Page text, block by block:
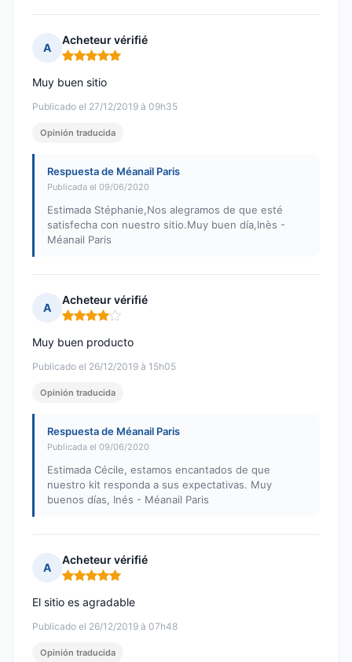
A
Acheteur vérifié
Nota: 5 de 5
Publicado el 27/12/2019 à 09h35
Muy buen sitio
Opinión traducida
Respuesta de Méanail Paris
Publicada el 09/06/2020
Estimada Stéphanie,Nos alegramos de que esté
satisfecha con nuestro sitio.Muy buen día,Inès -
Méanail Paris
A
Acheteur vérifié
Nota: 4 de 5
Publicado el 26/12/2019 à 15h05
Muy buen producto
Opinión traducida
Respuesta de Méanail Paris
Publicada el 09/06/2020
Estimada Cécile, estamos encantados de que
nuestro kit responda a sus expectativas. Muy
buenos días, Inés - Méanail Paris
A
Acheteur vérifié
Nota: 5 de 5
Publicado el 26/12/2019 à 07h48
El sitio es agradable
Opinión traducida